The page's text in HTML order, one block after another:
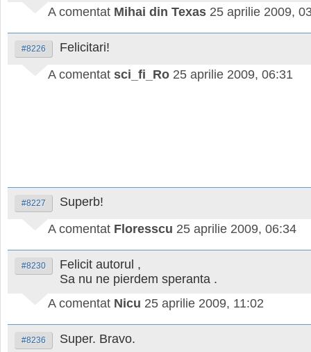
A comentat Mihai din Texas 25 aprilie 2009,
#8226
Felicitari!
A comentat sci_fi_Ro 25 aprilie 2009, 06:31
#8227
Superb!
A comentat Floresscu 25 aprilie 2009, 06:34
#8230
Felicit autorul ,
Sa nu ne pierdem speranta .
A comentat Nicu 25 aprilie 2009, 11:02
#8236
Super. Bravo.